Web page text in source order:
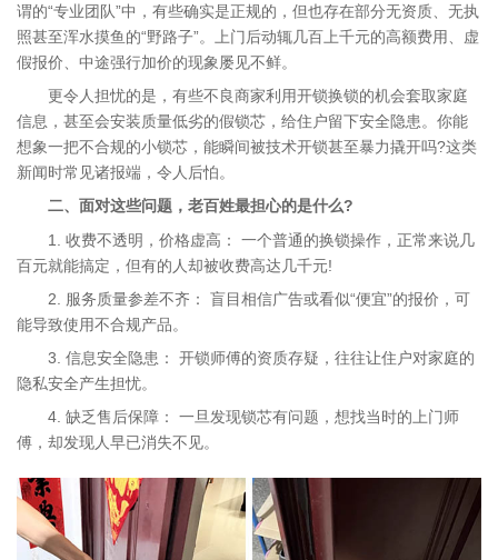
谓的“专业团队”中，有些确实是正规的，但也存在部分无资质、无执
照甚至浑水摸鱼的“野路子”。上门后动辄几百上千元的高额费用、虚
假报价、中途强行加价的现象屡见不鲜。
更令人担忧的是，有些不良商家利用开锁换锁的机会套取家庭
信息，甚至会安装质量低劣的假锁芯，给住户留下安全隐患。你能
想象一把不合规的小锁芯，能瞬间被技术开锁甚至暴力撬开吗?这类
新闻时常见诸报端，令人后怕。
二、面对这些问题，老百姓最担心的是什么?
1. 收费不透明，价格虚高： 一个普通的换锁操作，正常来说几
百元就能搞定，但有的人却被收费高达几千元!
2. 服务质量参差不齐： 盲目相信广告或看似“便宜”的报价，可
能导致使用不合规产品。
3. 信息安全隐患： 开锁师傅的资质存疑，往往让住户对家庭的
隐私安全产生担忧。
4. 缺乏售后保障： 一旦发现锁芯有问题，想找当时的上门师
傅，却发现人早已消失不见。